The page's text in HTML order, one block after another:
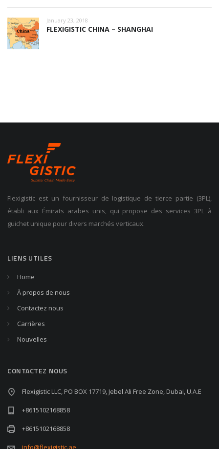
January 23, 2018
FLEXIGISTIC CHINA – SHANGHAI
Flexigistic est un fournisseur de logistique de tierce partie (3PL),
établi aux Émirats arabes unis, qui propose des services 3PL à
guichet unique pour divers marchés verticaux.
LIENS UTILES
Home
À propos de nous
Contactez nous
Carrières
Nouvelles
CONTACTEZ NOUS
Flexigistic LLC, PO BOX 17719, Jebel Ali Free Zone, Dubai, U.A.E
+8615102168858
+8615102168858
info@flexigistic.ae